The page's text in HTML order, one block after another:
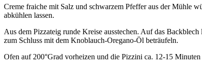
Creme fraiche mit Salz und schwarzem Pfeffer aus der Mühle
abkühlen lassen.
Aus dem Pizzateig runde Kreise ausstechen. Auf das
zum Schluss mit dem Knoblauch-Oregano-Öl beträufeln.
Ofen auf 200°Grad vorheizen und die Pizzini ca. 12-15 Minuten